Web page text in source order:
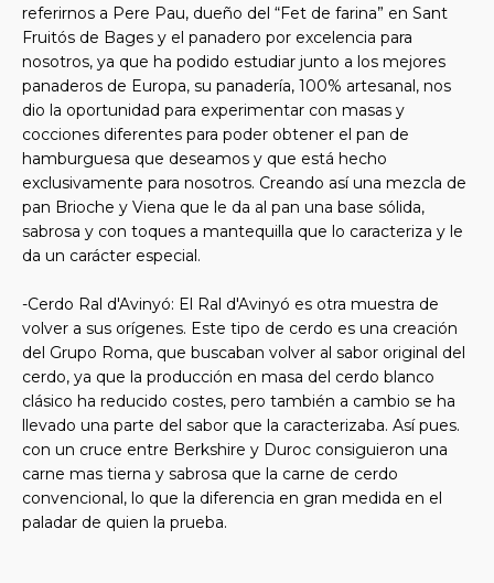
referirnos a Pere Pau, dueño del “Fet de farina” en Sant
Fruitós de Bages y el panadero por excelencia para
nosotros, ya que ha podido estudiar junto a los mejores
panaderos de Europa, su panadería, 100% artesanal, nos
dio la oportunidad para experimentar con masas y
cocciones diferentes para poder obtener el pan de
hamburguesa que deseamos y que está hecho
exclusivamente para nosotros. Creando así una mezcla de
pan Brioche y Viena que le da al pan una base sólida,
sabrosa y con toques a mantequilla que lo caracteriza y le
da un carácter especial.
-Cerdo Ral d'Avinyó: El Ral d'Avinyó es otra muestra de
volver a sus orígenes. Este tipo de cerdo es una creación
del Grupo Roma, que buscaban volver al sabor original del
cerdo, ya que la producción en masa del cerdo blanco
clásico ha reducido costes, pero también a cambio se ha
llevado una parte del sabor que la caracterizaba. Así pues.
con un cruce entre Berkshire y Duroc consiguieron una
carne mas tierna y sabrosa que la carne de cerdo
convencional, lo que la diferencia en gran medida en el
paladar de quien la prueba.